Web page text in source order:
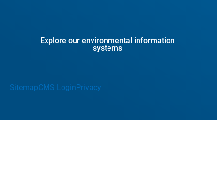
Explore our environmental information
systems
SitemapCMS Login Privacy